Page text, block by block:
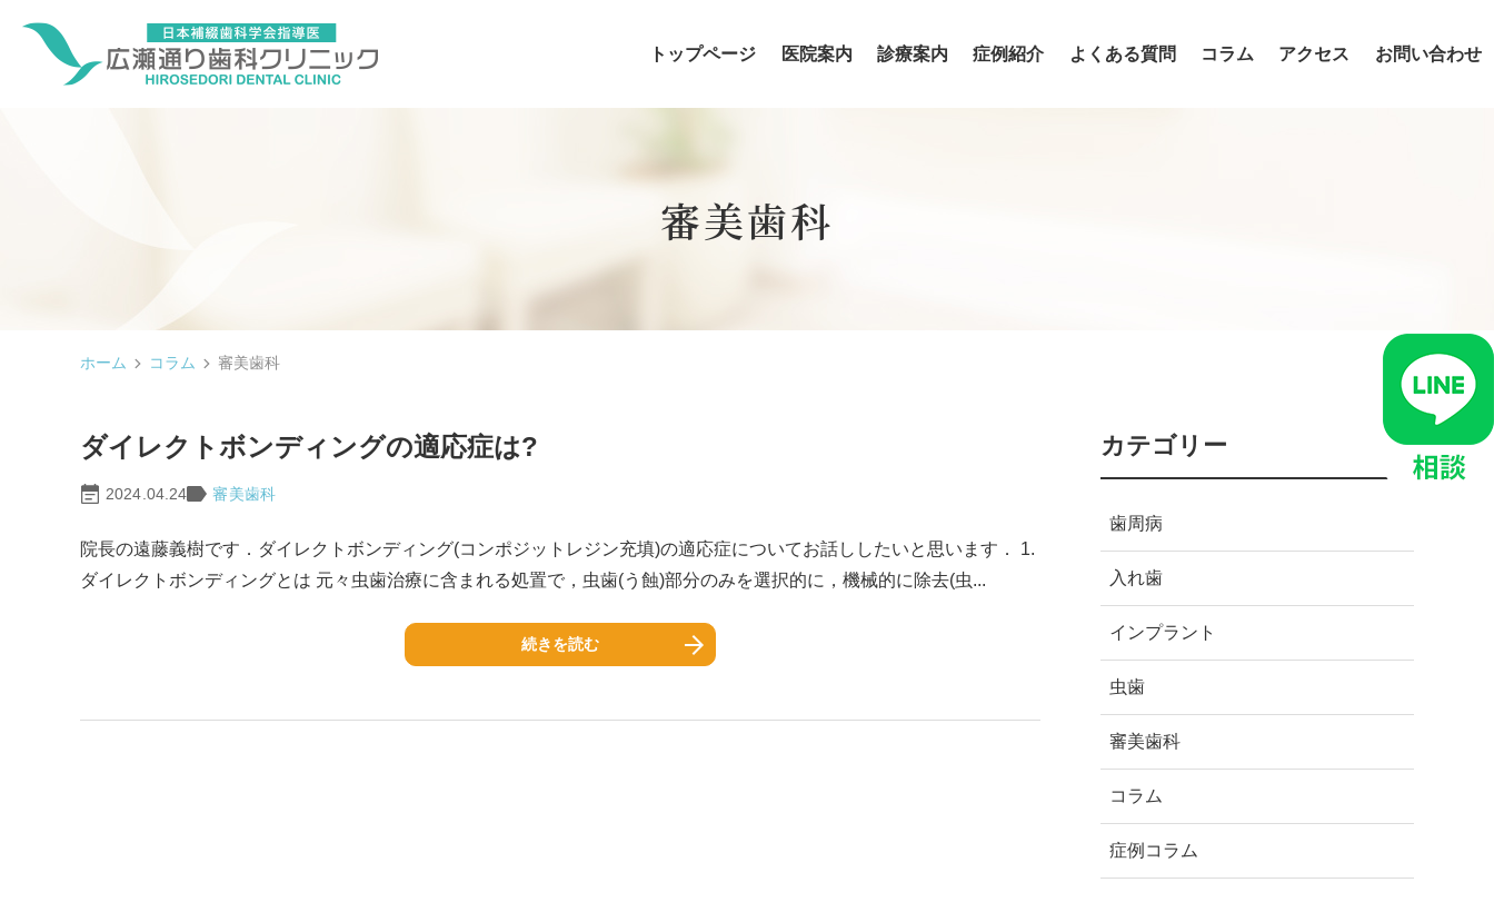
トップページ 医院案内 診療案内 症例紹介 よくある質問 コラム アクセス お問い合わせ
審美歯科
ホーム コラム 審美歯科
ダイレクトボンディングの適応症は?
2024.04.24 審美歯科
院長の遠藤義樹です．ダイレクトボンディング(コンポジットレジン充填)の適応症についてお話ししたいと思います． 1.
ダイレクトボンディングとは 元々虫歯治療に含まれる処置で，虫歯(う蝕)部分のみを選択的に，機械的に除去(虫...
続きを読む
カテゴリー
歯周病
入れ歯
インプラント
虫歯
審美歯科
コラム
症例コラム